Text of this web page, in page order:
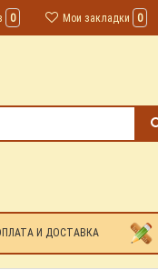
Мои закладки 0
0
И ДОСТАВКА